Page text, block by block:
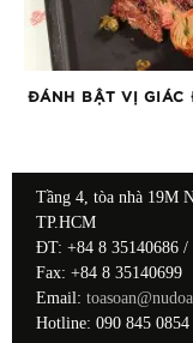
ĐÁNH BẬT VỊ GIÁC
Tầng 4, tòa nhà 19M
TP.HCM
ĐT: +84 8 35140686 /
Fax: +84 8 35140699
Email:
Hotline: 090 845 0854